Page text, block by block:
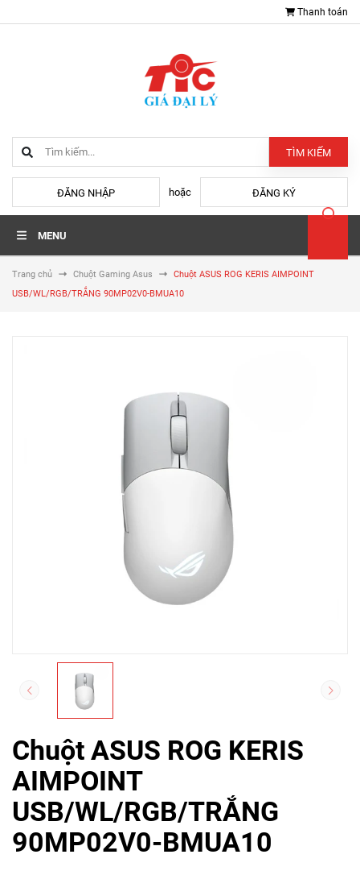
Thanh toán
TÌM KIẾM
ĐĂNG NHẬP hoặc ĐĂNG KÝ
MENU
Trang chủ Chuột Gaming Asus
Chuột ASUS ROG KERIS AIMPOINT
USB/WL/RGB/TRẮNG 90MP02V0-BMUA10
Chuột ASUS ROG KERIS
AIMPOINT
USB/WL/RGB/TRẮNG
90MP02V0-BMUA10